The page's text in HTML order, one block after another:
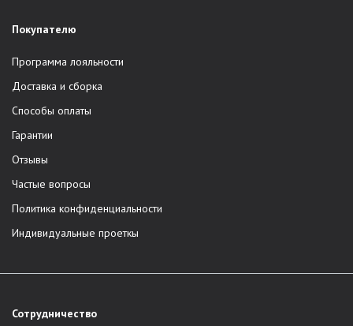
Покупателю
Программа лояльности
Доставка и сборка
Способы оплаты
Гарантии
Отзывы
Частые вопросы
Политика конфиденциальности
Индивидуальные проеткы
Сотрудничество